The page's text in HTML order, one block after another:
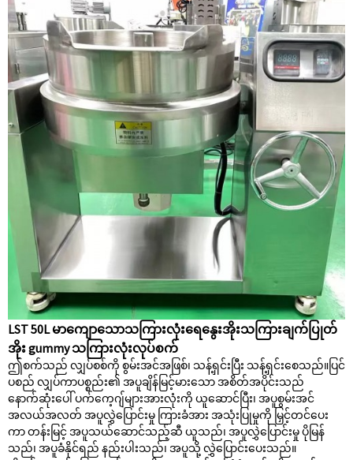
LST 50L မာကျောသောသကြားလုံးရေနွေးအိုးသကြားချက်ပြုတ်
အိုး gummy သကြားလုံးလုပ်စက်
ဤစက်သည် လျှပ်စစ်ကို စွမ်းအင်အဖြစ်၊ သန့်ရှင်းပြီး သန့်ရှင်းစေသည်။ပြင်
ပစည် လျှပ်ကာပစ္စည်း၏ အပူချိန်မြင့်မားသော အစိတ်အပိုင်းသည်
နောက်ဆုံးပေါ် ပက်ကေ့ဂျ်များအားလုံးကို ယူဆောင်ပြီး၊ အပူစွမ်းအင်
အလယ်အလတ် အပူလွှဲပြောင်းမှု ကြားခံအား အသုံးပြုမှုကို မြှင့်တင်ပေး
ကာ တန်းမြင့် အပူသယ်ဆောင်သည့်ဆီ ယူသည်၊ အပူလွှဲပြောင်းမှု ပိုမြန်
သည်၊ အပူခံနိုင်ရည် နည်းပါးသည်၊ အပူသို့ လွှဲပြောင်းပေးသည်။